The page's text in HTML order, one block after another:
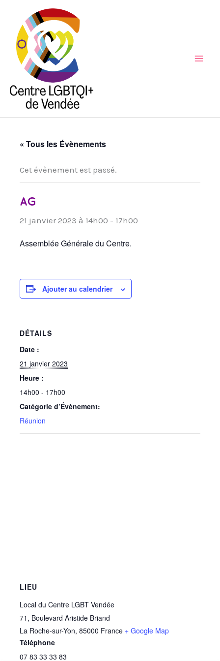
contenu
« Tous les Évènements
Cet évènement est passé.
AG
21 janvier 2023 à 14h00 - 17h00
Assemblée Générale du Centre.
Ajouter au calendrier
DÉTAILS
Date :
21 janvier 2023
Heure :
14h00 - 17h00
Catégorie d’Évènement:
Réunion
LIEU
Local du Centre LGBT Vendée
71, Boulevard Aristide Briand
La Roche-sur-Yon, 85000 France + Google Map
Téléphone
07 83 33 33 83